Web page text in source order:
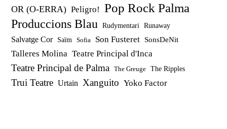
OR (O-ERRA) Peligro!
Pop Rock Palma
Produccions Blau
Rudymentari Runaway
Salvatge Cor Saïm Sofia Son Fusteret SonsDeNit
Talleres Molina Teatre Principal d'Inca
Teatre Principal de Palma The Greuge The Ripples
Trui Teatre Urtain Xanguito Yoko Factor